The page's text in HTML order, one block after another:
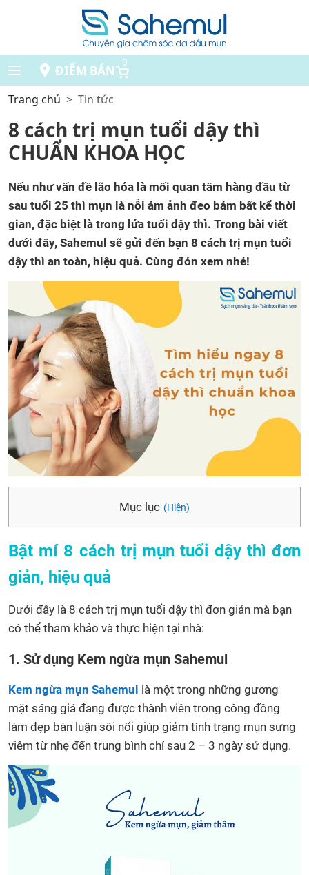
ĐIỂM BÁN
0
Trang chủ Tin tức
8 cách trị mụn tuổi dậy thì
CHUẨN KHOA HỌC
Nếu như vấn đề lão hóa là mối quan tâm hàng đầu từ
sau tuổi 25 thì mụn là nỗi ám ảnh đeo bám bất kể thời
gian, đặc biệt là trong lứa tuổi dậy thì. Trong bài viết
dưới đây, Sahemul sẽ gửi đến bạn 8 cách trị mụn tuổi
dậy thì an toàn, hiệu quả. Cùng đón xem nhé!
Mục lục (Hiện)
Bật mí 8 cách trị mụn tuổi dậy thì đơn
giản, hiệu quả
Dưới đây là 8 cách trị mụn tuổi dậy thì đơn giản mà bạn
có thể tham khảo và thực hiện tại nhà:
1. Sử dụng Kem ngừa mụn Sahemul
Kem ngừa mụn Sahemul là một trong những gương
mặt sáng giá đang được thành viên trong công đồng
làm đẹp bàn luận sôi nổi giúp giảm tình trạng mụn sưng
viêm từ nhẹ đến trung bình chỉ sau 2 – 3 ngày sử dụng.